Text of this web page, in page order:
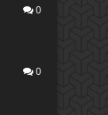
0
0